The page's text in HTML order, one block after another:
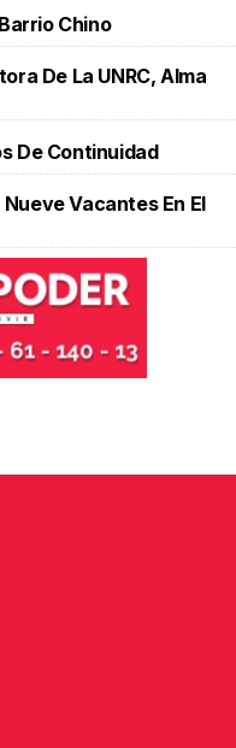
Chino
De La UNRC, Alma
De Continuidad
Vacantes En El